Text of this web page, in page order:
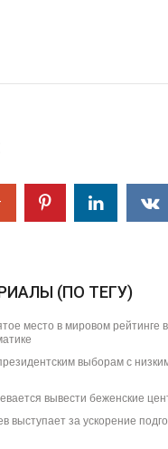
(ПО ТЕГУ)
место в мировом рейтинге
выборам с
вывести беженские
выступает за ускорение